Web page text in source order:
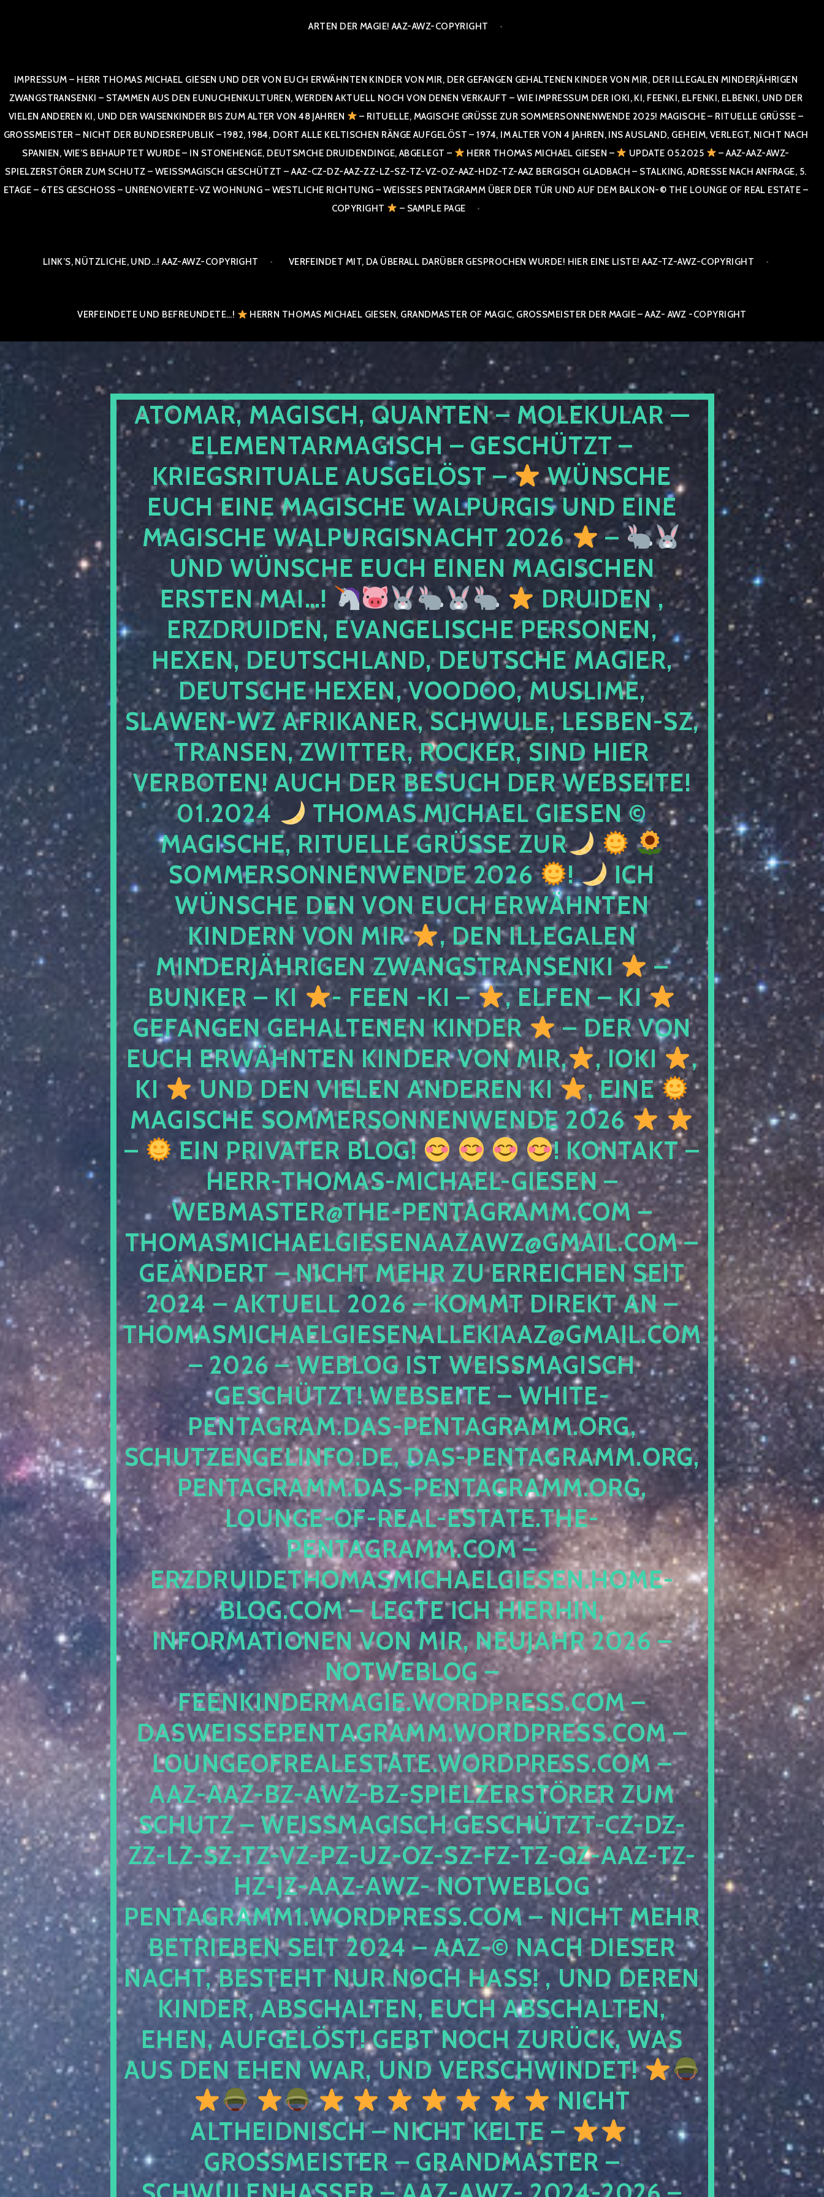
ARTEN DER MAGIE! AAZ-AWZ-COPYRIGHT
IMPRESSUM – HERR THOMAS MICHAEL GIESEN UND DER VON EUCH ERWÄHNTEN KINDER VON MIR, DER GEFANGEN GEHALTENEN KINDER VON MIR, DER ILLEGALEN MINDERJÄHRIGEN
ZWANGSTRANSENKI – STAMMEN AUS DEN EUNUCHENKULTUREN, WERDEN AKTUELL NOCH VON DENEN VERKAUFT – WIE IMPRESSUM DER IOKI, KI, FEENKI, ELFENKI, ELBENKI, UND DER
VIELEN ANDEREN KI, UND DER WAISENKINDER BIS ZUM ALTER VON 48 JAHREN
– RITUELLE, MAGISCHE GRÜSSE ZUR SOMMERSONNENWENDE 2025! MAGISCHE – RITUELLE GRÜSSE – GR
OSSMEISTER – NICHT DER BUNDESREPUBLIK – 1982, 1984, DORT ALLE KELTISCHEN RÄNGE AUFGELÖST – 1974, IM ALTER VON 4 JAHREN, INS AUSLAND, GEHEIM, VERLEGT, NICHT NACH SPA
NIEN, WIE’S BEHAUPTET WURDE – IN STONEHENGE, DEUTSMCHE DRUIDENDINGE, ABGELEGT –
HERR THOMAS MICHAEL GIESEN – UPDATE 05.2025
– AAZ-AAZ-AWZ-
SPIELZERSTÖRER ZUM SCHUTZ – WEISSMAGISCH GESCHÜTZT – AAZ-CZ-DZ-AAZ-ZZ-LZ-SZ-TZ-VZ-OZ-AAZ-HDZ-TZ-AAZ BERGISCH GLADBACH – STALKING, ADRESSE NACH ANFRAGE, 5. E
TAGE – 6TES GESCHOSS – UNRENOVIERTE-VZ WOHNUNG – WESTLICHE RICHTUNG – WEISSES PENTAGRAMM ÜBER DER TÜR UND AUF DEM BALKON-© THE LOUNGE OF REAL ESTATE – CO
PYRIGHT
– SAMPLE PAGE
LINK’S, NÜTZLICHE, UND…! AAZ-AWZ-COPYRIGHT VERFEINDET MIT, DA ÜBERALL DARÜBER GESPROCHEN WURDE! HIER EINE LISTE! AAZ-TZ-AWZ-COPYRIGHT
VERFEINDETE UND BEFREUNDETE…! HERRN THOMAS MICHAEL GIESEN, GRANDMASTER OF MAGIC, GROSSMEISTER DER MAGIE – AAZ- AWZ -COPYRIGHT
ATOMAR, MAGISCH, QUANTEN – MOLEKULAR —
ELEMENTARMAGISCH – GESCHÜTZT –
KRIEGSRITUALE AUSGELÖST –
WÜNSCHE
EUCH EINE MAGISCHE WALPURGIS UND EINE
MAGISCHE WALPURGISNACHT 2026
–
UND WÜNSCHE EUCH EINEN MAGISCHEN
ERSTEN MAI…!
DRUIDEN ,
ERZDRUIDEN, EVANGELISCHE PERSONEN,
HEXEN, DEUTSCHLAND, DEUTSCHE MAGIER,
DEUTSCHE HEXEN, VOODOO, MUSLIME,
SLAWEN-WZ AFRIKANER, SCHWULE, LESBEN-SZ,
TRANSEN, ZWITTER, ROCKER, SIND HIER
VERBOTEN! AUCH DER BESUCH DER WEBSEITE!
01.2024
THOMAS MICHAEL GIESEN ©
MAGISCHE, RITUELLE GRÜSSE ZUR
SOMMERSONNENWENDE 2026
!
ICH
WÜNSCHE DEN VON EUCH ERWÄHNTEN
KINDERN VON MIR
, DEN ILLEGALEN
MINDERJÄHRIGEN ZWANGSTRANSENKI
–
BUNKER – KI
- FEEN -KI –
, ELFEN – KI
GEFANGEN GEHALTENEN KINDER
– DER VON
EUCH ERWÄHNTEN KINDER VON MIR,
, IOKI
,
KI
UND DEN VIELEN ANDEREN KI
, EINE
MAGISCHE SOMMERSONNENWENDE 2026
–
EIN PRIVATER BLOG!
! KONTAKT –
HERR-THOMAS-MICHAEL-GIESEN –
WEBMASTER@THE-PENTAGRAMM.COM –
THOMASMICHAELGIESENAAZAWZ@GMAIL.COM –
GEÄNDERT – NICHT MEHR ZU ERREICHEN SEIT
2024 – AKTUELL 2026 – KOMMT DIREKT AN –
THOMASMICHAELGIESENALLEKIAAZ@GMAIL.COM
– 2026 – WEBLOG IST WEISSMAGISCH G
ESCHÜTZT! WEBSEITE – WHITE-P
ENTAGRAM.DAS-PENTAGRAMM.ORG, S
CHUTZENGELINFO.DE, DAS-PENTAGRAMM.ORG, P
ENTAGRAMM.DAS-PENTAGRAMM.ORG, L
OUNGE-OF-REAL-ESTATE.THE-P
ENTAGRAMM.COM – E
RZDRUIDETHOMASMICHAELGIESEN.HOME-B
LOG.COM – LEGTE ICH HIERHIN, I
NFORMATIONEN VON MIR, NEUJAHR 2026 – N
OTWEBLOG – F
EENKINDERMAGIE.WORDPRESS.COM – D
ASWEISSEPENTAGRAMM.WORDPRESS.COM – L
OUNGEOFREALESTATE.WORDPRESS.COM – A
AZ-AAZ-BZ-AWZ-BZ-SPIELZERSTÖRER ZUM S
CHUTZ – WEISSMAGISCH GESCHÜTZT-CZ-DZ-ZZ
-LZ-SZ-TZ-VZ-PZ-UZ-OZ-SZ-FZ-TZ-QZ-AAZ-TZ-HZ
-JZ-AAZ-AWZ- NOTWEBLOG PE
NTAGRAMM1.WORDPRESS.COM – NICHT MEHR BE
TRIEBEN SEIT 2024 – AAZ-© NACH DIESER NA
CHT, BESTEHT NUR NOCH HASS! , UND DEREN KI
NDER, ABSCHALTEN, EUCH ABSCHALTEN, EH
EN, AUFGELÖST! GEBT NOCH ZURÜCK, WAS AU
S DEN EHEN WAR, UND VERSCHWINDET!
NICHT
ALTHEIDNISCH – NICHT KELTE –
GROSSMEISTER – GRANDMASTER – S